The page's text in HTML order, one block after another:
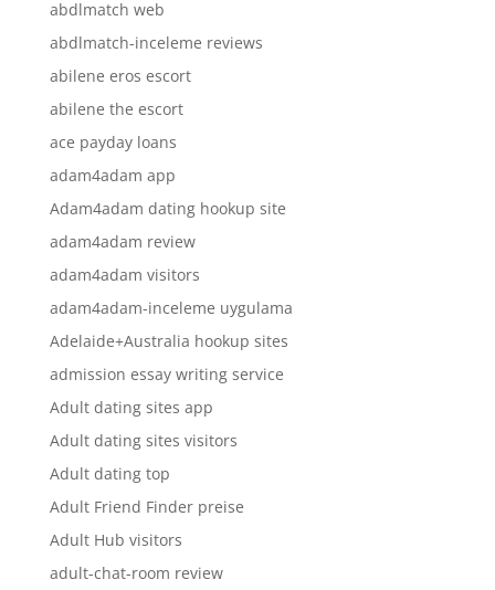
abdlmatch web
abdlmatch-inceleme reviews
abilene eros escort
abilene the escort
ace payday loans
adam4adam app
Adam4adam dating hookup site
adam4adam review
adam4adam visitors
adam4adam-inceleme uygulama
Adelaide+Australia hookup sites
admission essay writing service
Adult dating sites app
Adult dating sites visitors
Adult dating top
Adult Friend Finder preise
Adult Hub visitors
adult-chat-room review